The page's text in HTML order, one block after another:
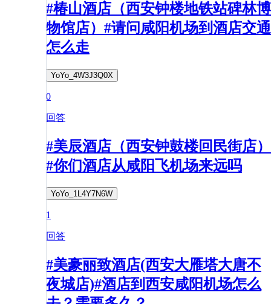
#椿山酒店（西安钟楼地铁站碑林博
物馆店）#请问咸阳机场到酒店交通
怎么走
YoYo_4W3J3Q0X
0
回答
#美辰酒店（西安钟鼓楼回民街店）
#你们酒店从咸阳飞机场来远吗
YoYo_1L4Y7N6W
1
回答
#美豪丽致酒店(西安大雁塔大唐不
夜城店)#酒店到西安咸阳机场怎么